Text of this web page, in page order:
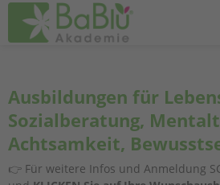
Ausbildungen für
Sozialberatung,
Achtsamkeit,
👉 Für weitere Infos und Anmeldung